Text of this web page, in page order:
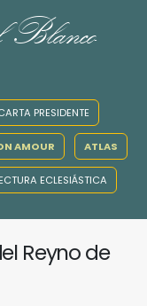
Blanco
PRESIDENTE
AMOUR ATLAS
ECLESIÁSTICA
Reyno de